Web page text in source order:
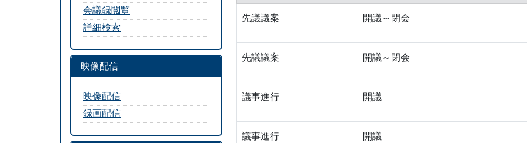
先議議案 開議～閉会
先議議案 開議～閉会
議事進行 開議
議事進行 開議
会議録閲覧
詳細検索
映像配信
映像配信
録画配信